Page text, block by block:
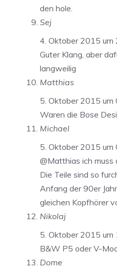
den hole.
Sej
4. Oktober 2015 um
Guter Klang, aber
langweilig
Matthias
5. Oktober 2015 um
Waren die Bose
Michael
5. Oktober 2015 um
@Matthias ich muss
Die Teile sind so
Anfang der 90er
gleichen Kopfhörer
Nikolaj
5. Oktober 2015 um
B&W P5 oder V-
Dome